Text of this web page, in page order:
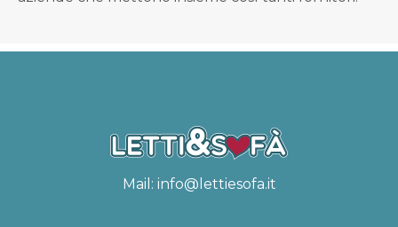
Mail: info@lettiesofa.it